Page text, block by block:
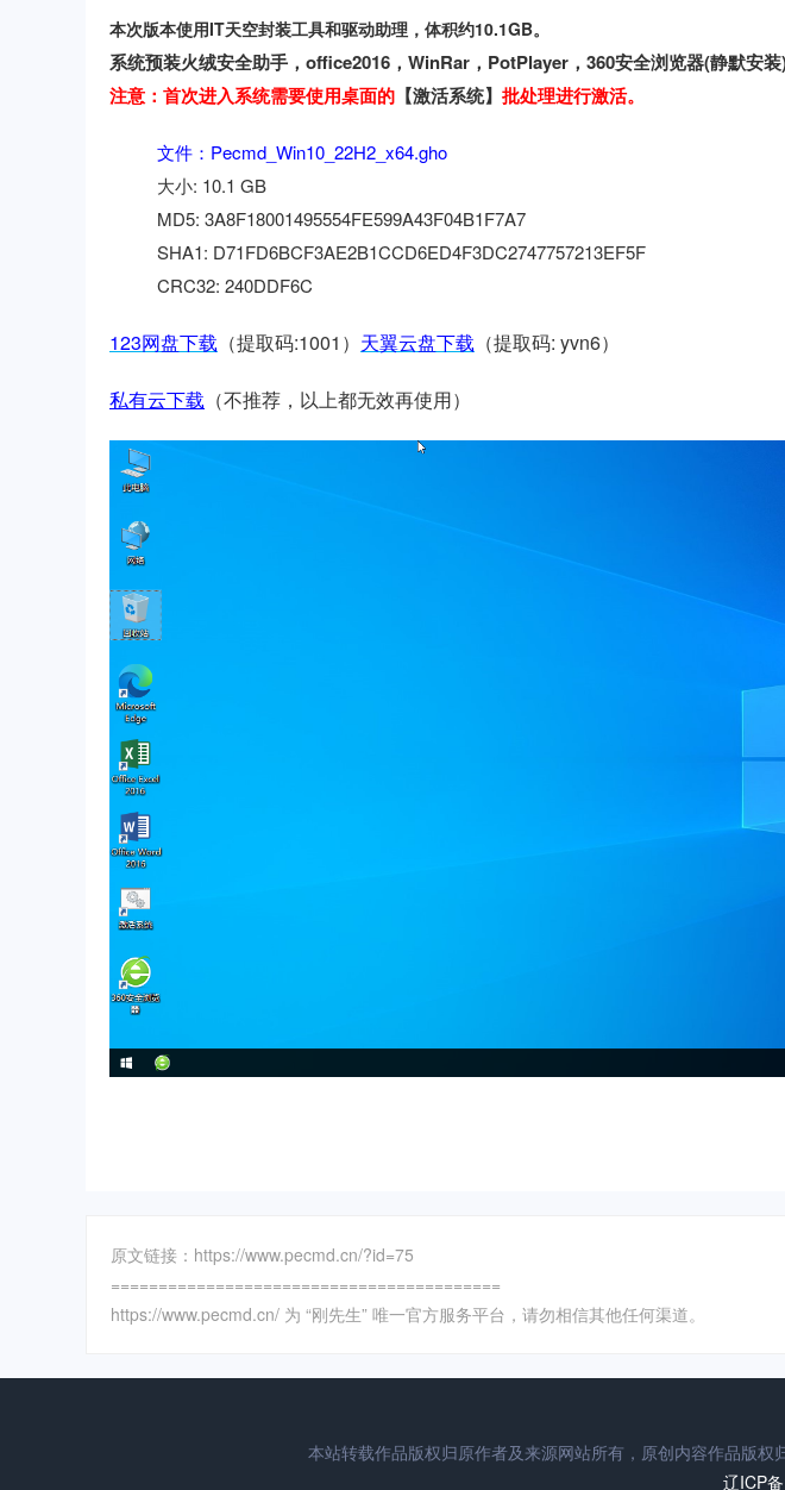
本次版本使用IT天空封装工具和驱动助理，体积约10.1GB。
系统预装火绒安全助手，office2016，WinRar，PotPlayer，360安全浏览器(静默安装)
注意：首次进入系统需要使用桌面的 【激活系统】 批处理进行激活。
文件：Pecmd_Win10_22H2_x64.gho
大小: 10.1 GB
MD5: 3A8F18001495554FE599A43F04B1F7A7
SHA1: D71FD6BCF3AE2B1CCD6ED4F3DC2747757213EF5F
CRC32: 240DDF6C
123网盘下载 （提取码:1001） 天翼云盘下载 （提取码: yvn6）
私有云下载 （不推荐，以上都无效再使用）
原文链接：https://www.pecmd.cn/?id=75
=========================================
https://www.pecmd.cn/ 为 “刚先生” 唯一官方服务平台，请勿相信其他任何渠道。
本站转载作品版权归原作者及来源网站所有，原创内容作品版权
辽ICP